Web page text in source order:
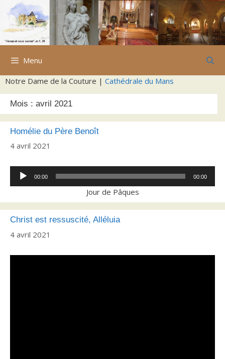
Aller
contenu
Menu
Notre Dame de la Couture | Cathédrale du Mans
Mois : avril 2021
Homélie du Père Benoît
4 avril 2021
Lecteur
audio
00:00 00:00
Jour de Pâques
Christ est ressuscité, Alléluia
4 avril 2021